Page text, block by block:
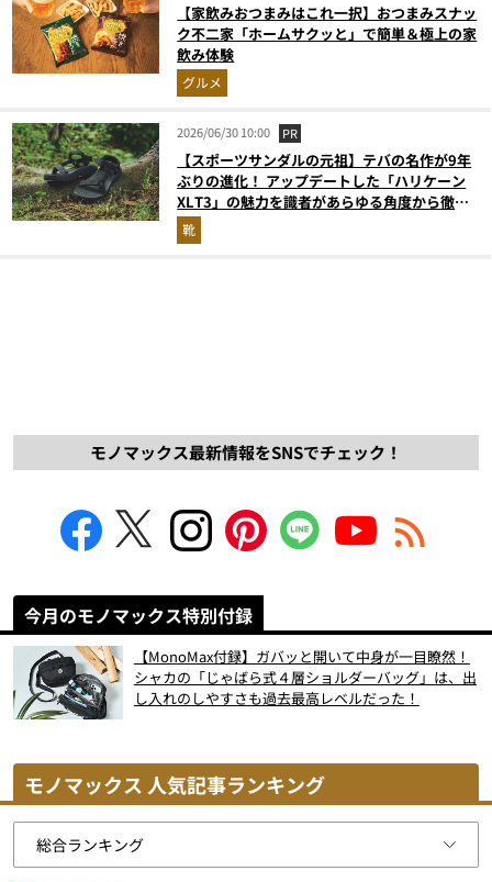
【家飲みおつまみはこれ一択】おつまみスナッ
ク不二家「ホームサクッと」で簡単＆極上の家
飲み体験
グルメ
2026/06/30 10:00 PR
【スポーツサンダルの元祖】テバの名作が9年
ぶりの進化！ アップデートした「ハリケーン
XLT3」の魅力を識者があらゆる角度から徹底
解説！
靴
モノマックス最新情報をSNSでチェック！
今月のモノマックス特別付録
【MonoMax付録】ガバッと開いて中身が一目瞭然！
シャカの「じゃばら式４層ショルダーバッグ」は、出
し入れのしやすさも過去最高レベルだった！
モノマックス 人気記事ランキング